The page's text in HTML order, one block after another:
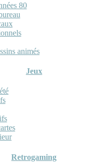
80
animés
Jeux
Retrogaming